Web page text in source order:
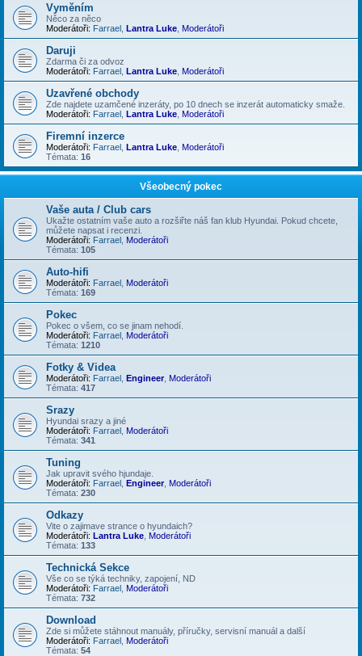
Vyměním
Něco za něco
Moderátoři: Farrael Lantra Luke Moderátoři
Daruji
Zdarma či za odvoz
Moderátoři: Farrael Lantra Luke Moderátoři
Uzavřené obchody
Zde najdete uzamčené inzeráty, po 10 dnech se inzerát automaticky smaže.
Moderátoři: Farrael Lantra Luke Moderátoři
Firemní inzerce
Moderátoři: Farrael Lantra Luke Moderátoři
Témata: 16
Všeobecný pokec
Vaše auta / Club cars
Ukažte ostatním vaše auto a rozšiřte náš fan klub Hyundai. Pokud chcete,
můžete napsat i recenzi.
Moderátoři: Farrael Moderátoři
Témata: 105
Auto-hifi
Moderátoři: Farrael Moderátoři
Témata: 169
Pokec
Pokec o všem, co se jinam nehodí.
Moderátoři: Farrael Moderátoři
Témata: 1210
Fotky & Videa
Moderátoři: Farrael Engineer, Moderátoři
Témata: 417
Srazy
Hyundai srazy a jiné
Moderátoři: Farrael Moderátoři
Témata: 341
Tuning
Jak upravit svého hjundaje.
Moderátoři: Farrael Engineer, Moderátoři
Témata: 230
Odkazy
Vite o zajimave strance o hyundaich?
Moderátoři: Lantra Luke Moderátoři
Témata: 133
Technická Sekce
Vše co se týká techniky, zapojení, ND
Moderátoři: Farrael Moderátoři
Témata: 732
Download
Zde si můžete stáhnout manuály, příručky, servisní manuál a další
Moderátoři: Farrael Moderátoři
Témata: 54